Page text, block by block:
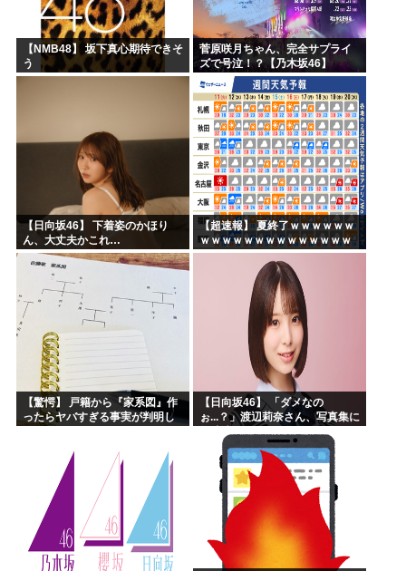
【NMB48】 坂下真心期待できそ
う
菅原咲月ちゃん、完全サプライ
ズで号泣！？【乃木坂46】
【日向坂46】 下着姿のかほり
ん、大丈夫かこれ…
【超速報】 夏終了ｗｗｗｗｗｗ
ｗｗｗｗｗｗｗｗｗｗｗｗｗｗ
ｗｗｗｗｗｗｗｗｗｗｗｗｗｗ
ｗｗｗｗｗｗ
【驚愕】 戸籍から『家系図』作
ったらヤバすぎる事実が判明し
【日向坂46】 「ダメなの
ぉ...？」渡辺莉奈さん、写真集に